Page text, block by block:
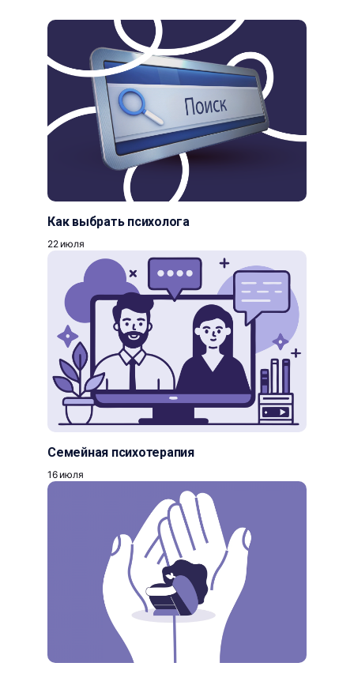
Как выбрать психолога
22 июля
Семейная психотерапия
16 июля